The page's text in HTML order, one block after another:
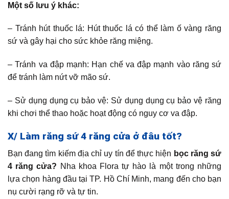
Một số lưu ý khác:
– Tránh hút thuốc lá: Hút thuốc lá có thể làm ố vàng răng
sứ và gây hại cho sức khỏe răng miệng.
– Tránh va đập mạnh: Hạn chế va đập mạnh vào răng sứ
để tránh làm nứt vỡ mão sứ.
– Sử dụng dụng cụ bảo vệ: Sử dụng dụng cụ bảo vệ răng
khi chơi thể thao hoặc hoạt động có nguy cơ va đập.
X/ Làm răng sứ 4 răng cửa ở đâu tốt?
Bạn đang tìm kiếm địa chỉ uy tín để thực hiện bọc răng sứ
4 răng cửa? Nha khoa Flora tự hào là một trong những
lựa chọn hàng đầu tại TP. Hồ Chí Minh, mang đến cho bạn
nụ cười rạng rỡ và tự tin.